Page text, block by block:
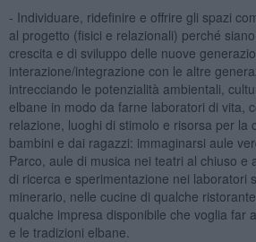
- Individuare, ridefinire e offrire gli spazi
al progetto (fisici e relazionali) perché
crescita e di sviluppo delle nuove
interazione/integrazione con le altre
intrecciando le potenzialità ambientali,
elbane in modo da farne laboratori di vita,
relazione, luoghi di stimolo e risorsa per la
bambini e dai ragazzi: immaginarsi aule
Parco, aule di musica nei teatri al chiuso e
di ricerca e sperimentazione nei laboratori
minerario, nelle cucine di qualche
qualche impresa disponibile che voglia far
e le tradizioni elbane.